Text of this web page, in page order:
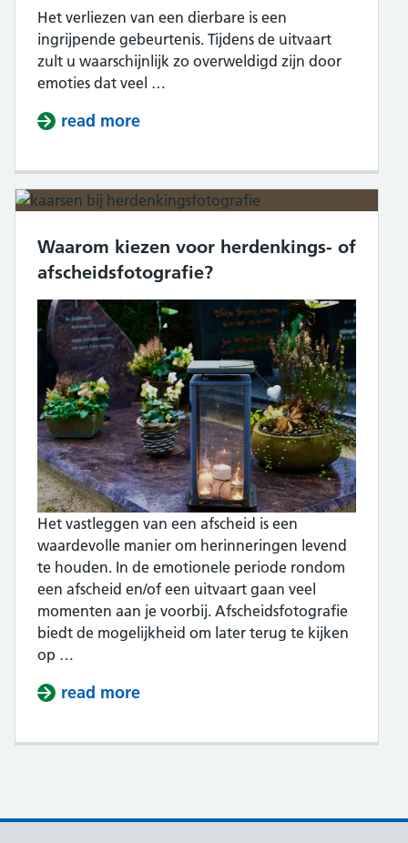
Het verliezen van een dierbare is een
ingrijpende gebeurtenis. Tijdens de uitvaart
zult u waarschijnlijk zo overweldigd zijn door
emoties dat veel …
read more
Waarom kiezen voor herdenkings- of
afscheidsfotografie?
Het vastleggen van een afscheid is een
waardevolle manier om herinneringen levend
te houden. In de emotionele periode rondom
een afscheid en/of een uitvaart gaan veel
momenten aan je voorbij. Afscheidsfotografie
biedt de mogelijkheid om later terug te kijken
op …
read more